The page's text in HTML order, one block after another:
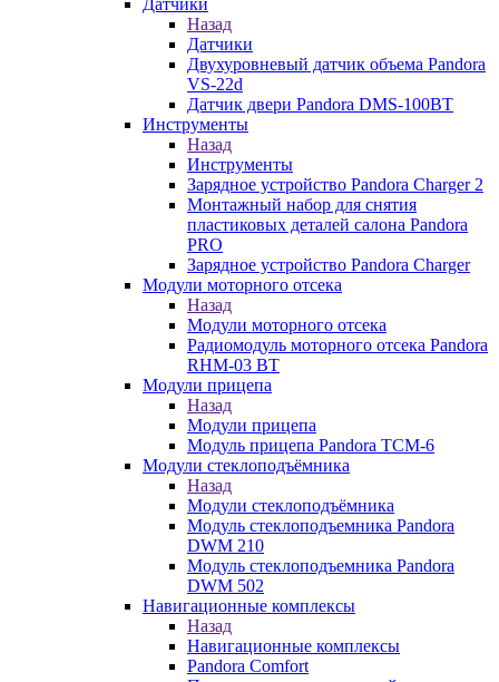
Датчики
Назад
Датчики
Двухуровневый датчик объема Pandora
VS-22d
Датчик двери Pandora DMS-100BT
Инструменты
Назад
Инструменты
Зарядное устройство Pandora Charger 2
Монтажный набор для снятия
пластиковых деталей салона Pandora
PRO
Зарядное устройство Pandora Charger
Модули моторного отсека
Назад
Модули моторного отсека
Радиомодуль моторного отсека Pandora
RHM-03 BT
Модули прицепа
Назад
Модули прицепа
Модуль прицепа Pandora TCM-6
Модули стеклоподъёмника
Назад
Модули стеклоподъёмника
Модуль стеклоподъемника Pandora
DWM 210
Модуль стеклоподъемника Pandora
DWM 502
Навигационные комплексы
Назад
Навигационные комплексы
Pandora Comfort